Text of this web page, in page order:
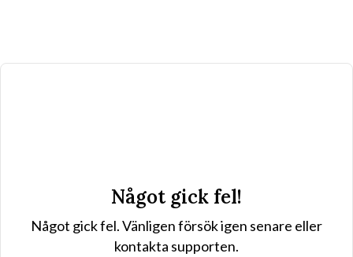
Något gick fel!
Något gick fel. Vänligen försök igen senare eller
kontakta supporten.